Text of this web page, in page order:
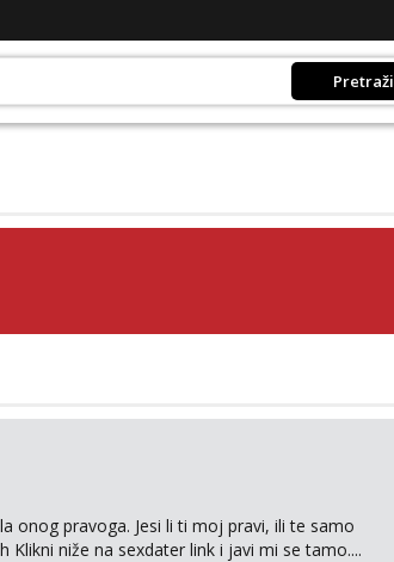
Pretraži
onog pravoga. Jesi li ti moj pravi, ili te samo
niže na sexdater link i javi mi se tamo....